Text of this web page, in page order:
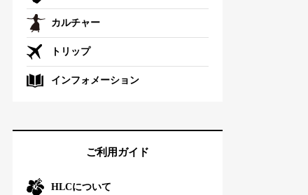
カルチャー
トリップ
インフォメーション
ご利用ガイド
HLCについて